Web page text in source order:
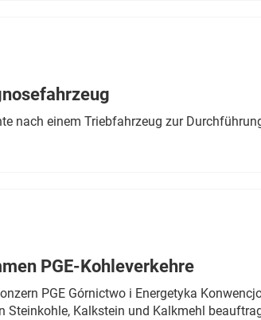
nach einem Triebfahrzeug zur
PGE-Kohleverkehre
PGE Górnictwo i Energetyka
Steinkohle, Kalkstein und Kalkmehl